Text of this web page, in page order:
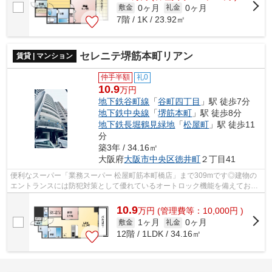
敷金 0ヶ月 礼金 0ヶ月
7階 / 1K / 23.92㎡
賃貸 | マンション セレニテ堺筋本町リアン
仲手半額 礼0
10.9万円
地下鉄谷町線 「谷町四丁目 」駅 徒歩7分
地下鉄中央線 「堺筋本町 」駅 徒歩8分
地下鉄長堀鶴見緑地 「松屋町 」駅 徒歩11
分
築3年 / 34.16㎡
大阪府大阪市中央区徳井町２丁目41
便利なスーパー「業務スーパー 松屋町筋本町橋店」まで309mです◎建物の
エントランスには防犯対策として優れているオートロック機能を備えており
10.9万円 (管理費等：10,000円 )
敷金 1ヶ月 礼金 0ヶ月
12階 / 1LDK / 34.16㎡